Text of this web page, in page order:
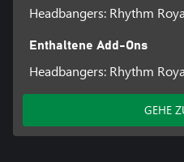
Headbangers: Rhythm
Enthaltene Add-Ons
Headbangers: Rhythm
GEHE